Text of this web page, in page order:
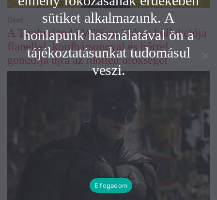
A Timberland FW26-os Tokyo kollekciója
flanellel, kordbársonnyal és bőrrel
gondolja újra az időtlen örökséget
Divat
sütiket alkalmazunk. A
honlapunk használatával ön a
tájékoztatásunkat tudomásul
veszi.
Elfogadom